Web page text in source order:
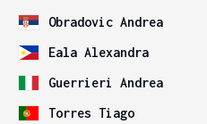
Obradovic Andrea
Eala Alexandra
Guerrieri Andrea
Torres Tiago